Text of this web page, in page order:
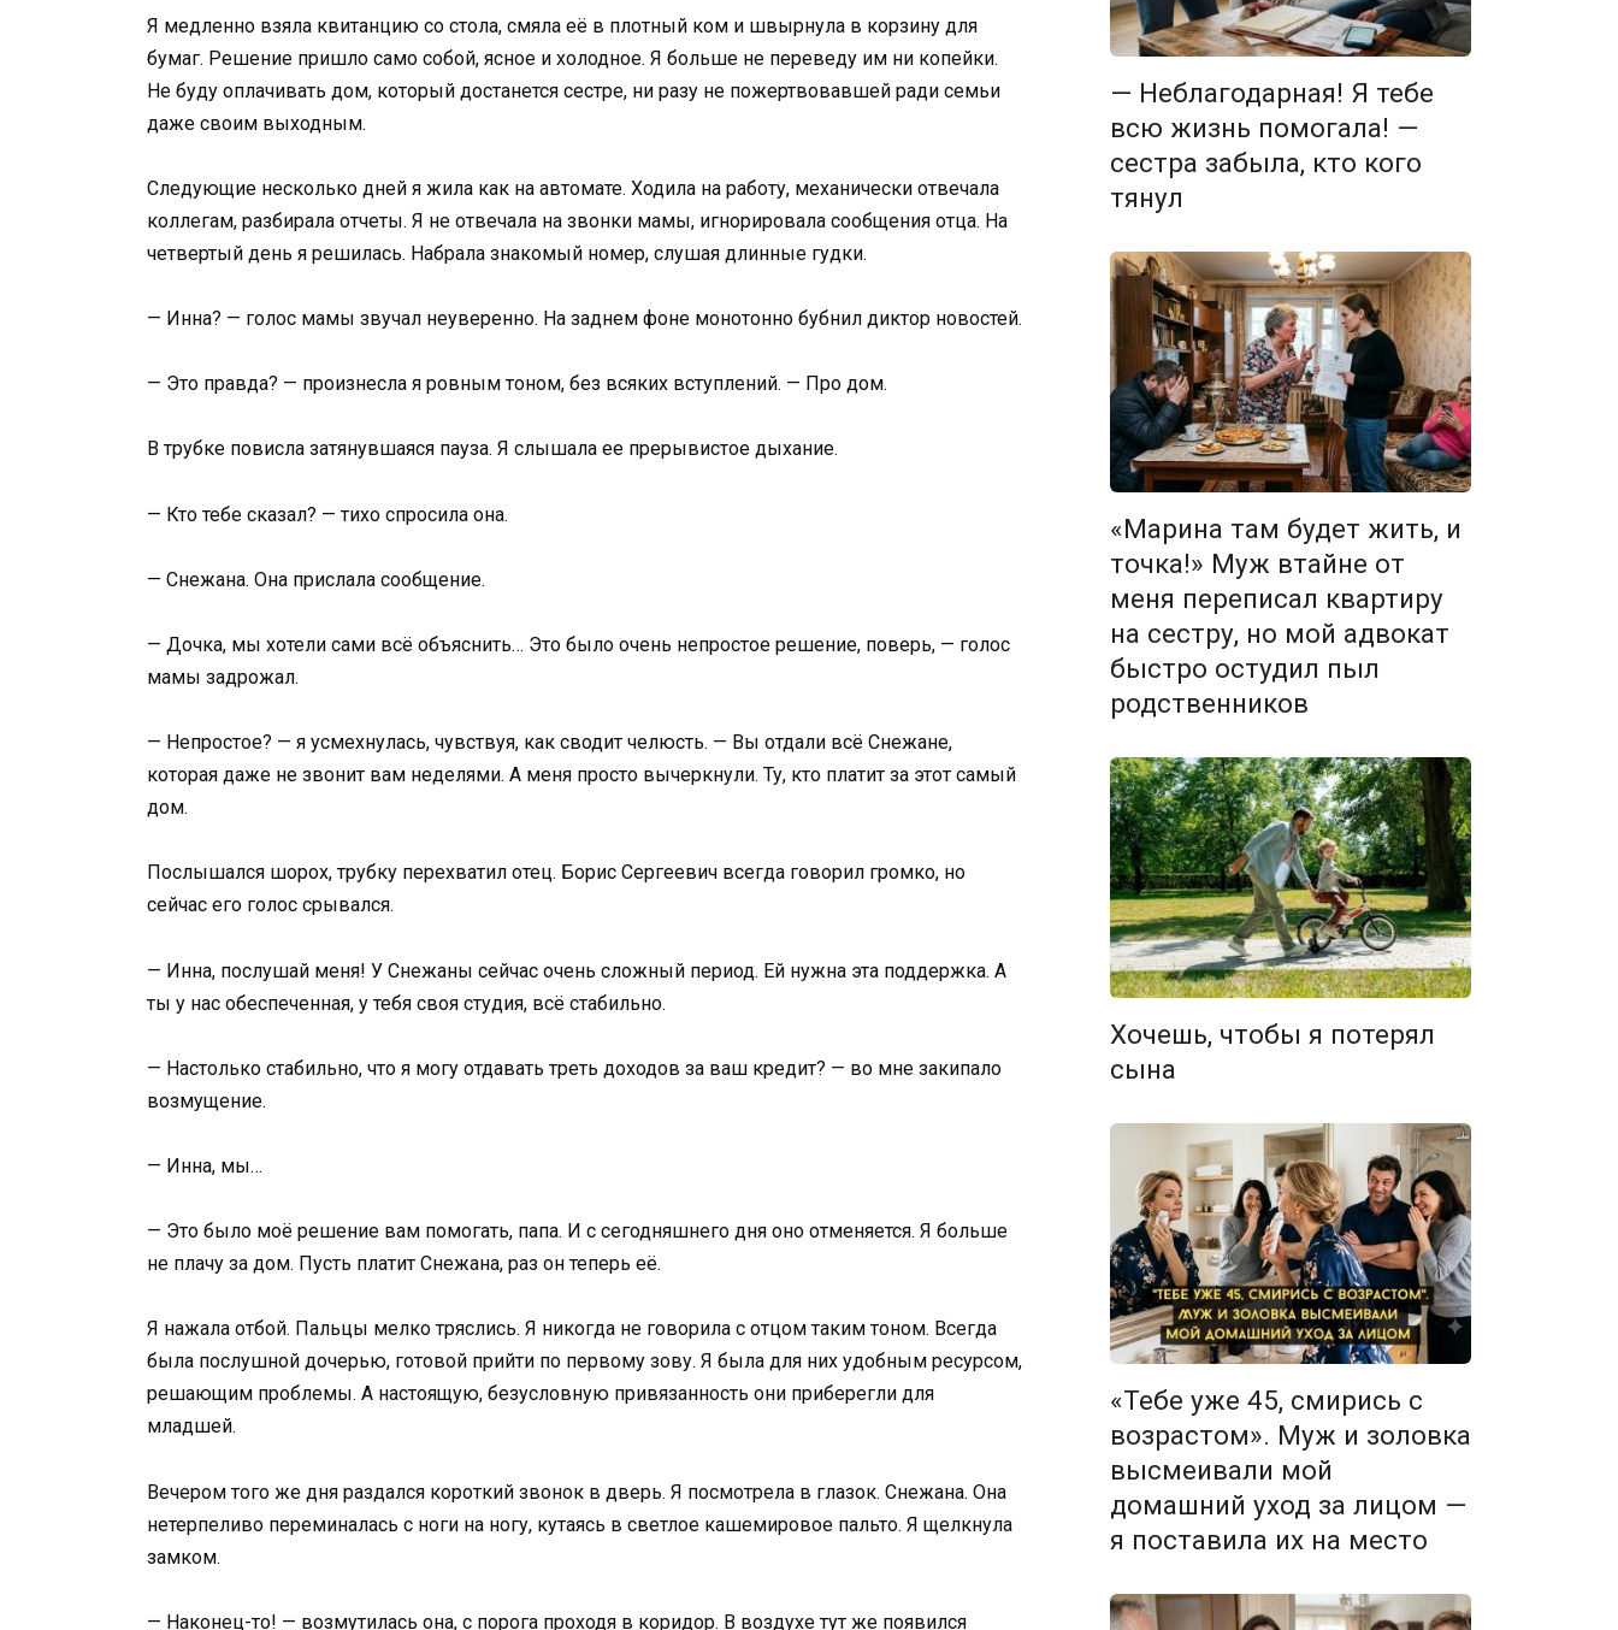
Я медленно взяла квитанцию со стола, смяла её в плотный ком и швырнула в корзину для
бумаг. Решение пришло само собой, ясное и холодное. Я больше не переведу им ни копейки.
Не буду оплачивать дом, который достанется сестре, ни разу не пожертвовавшей ради семьи
даже своим выходным.
Следующие несколько дней я жила как на автомате. Ходила на работу, механически отвечала
коллегам, разбирала отчеты. Я не отвечала на звонки мамы, игнорировала сообщения отца. На
четвертый день я решилась. Набрала знакомый номер, слушая длинные гудки.
— Инна? — голос мамы звучал неуверенно. На заднем фоне монотонно бубнил диктор новостей.
— Это правда? — произнесла я ровным тоном, без всяких вступлений. — Про дом.
В трубке повисла затянувшаяся пауза. Я слышала ее прерывистое дыхание.
— Кто тебе сказал? — тихо спросила она.
— Снежана. Она прислала сообщение.
— Дочка, мы хотели сами всё объяснить… Это было очень непростое решение, поверь, — голос
мамы задрожал.
— Непростое? — я усмехнулась, чувствуя, как сводит челюсть. — Вы отдали всё Снежане,
которая даже не звонит вам неделями. А меня просто вычеркнули. Ту, кто платит за этот самый
дом.
Послышался шорох, трубку перехватил отец. Борис Сергеевич всегда говорил громко, но
сейчас его голос срывался.
— Инна, послушай меня! У Снежаны сейчас очень сложный период. Ей нужна эта поддержка. А
ты у нас обеспеченная, у тебя своя студия, всё стабильно.
— Настолько стабильно, что я могу отдавать треть доходов за ваш кредит? — во мне закипало
возмущение.
— Инна, мы…
— Это было моё решение вам помогать, папа. И с сегодняшнего дня оно отменяется. Я больше
не плачу за дом. Пусть платит Снежана, раз он теперь её.
Я нажала отбой. Пальцы мелко тряслись. Я никогда не говорила с отцом таким тоном. Всегда
была послушной дочерью, готовой прийти по первому зову. Я была для них удобным ресурсом,
решающим проблемы. А настоящую, безусловную привязанность они приберегли для
младшей.
Вечером того же дня раздался короткий звонок в дверь. Я посмотрела в глазок. Снежана. Она
нетерпеливо переминалась с ноги на ногу, кутаясь в светлое кашемировое пальто. Я щелкнула
замком.
— Наконец-то! — возмутилась она, с порога проходя в коридор. В воздухе тут же появился
— Неблагодарная! Я тебе
всю жизнь помогала! —
сестра забыла, кто кого
тянул
«Марина там будет жить, и
точка!» Муж втайне от
меня переписал квартиру
на сестру, но мой адвокат
быстро остудил пыл
родственников
Хочешь, чтобы я потерял
сына
«Тебе уже 45, смирись с
возрастом». Муж и золовка
высмеивали мой
домашний уход за лицом —
я поставила их на место